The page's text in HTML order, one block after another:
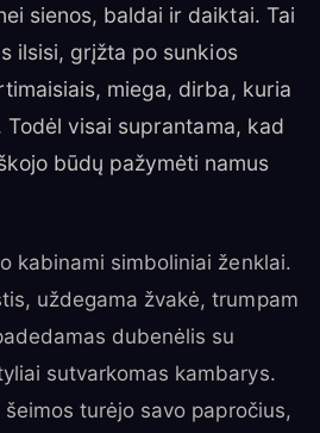
sienos, baldai ir daiktai. Tai
ilsisi, grįžta po sunkios
miega, dirba, kuria
visai suprantama, kad
būdų pažymėti namus
kabinami simboliniai ženklai.
uždegama žvakė, trumpam
dubenėlis su
sutvarkomas kambarys.
turėjo savo papročius,